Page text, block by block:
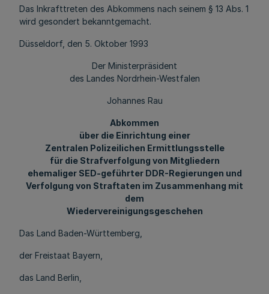
Das Inkrafttreten des Abkommens nach seinem § 13 Abs. 1
wird gesondert bekanntgemacht.
Düsseldorf, den 5. Oktober 1993
Der Ministerpräsident
des Landes Nordrhein-Westfalen
Johannes Rau
Abkommen
über die Einrichtung einer
Zentralen Polizeilichen Ermittlungsstelle
für die Strafverfolgung von Mitgliedern
ehemaliger SED-geführter DDR-Regierungen und
Verfolgung von Straftaten im Zusammenhang mit
dem
Wiedervereinigungsgeschehen
Das Land Baden-Württemberg,
der Freistaat Bayern,
das Land Berlin,